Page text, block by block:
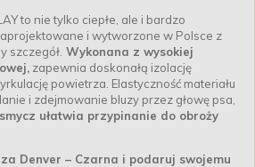
to nie tylko ciepłe, ale i bardzo
i wytworzone w Polsce z
szczegół. Wykonana z wysokiej
zapewnia doskonałą izolację
powietrza. Elastyczność materiału
i zdejmowanie bluzy przez głowę psa,
ułatwia przypinanie do obroży
Denver – Czarna i podaruj swojemu